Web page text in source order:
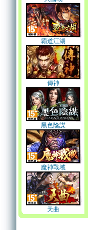
霸道江湖
傳神
黑色陰謀
魔神戰域
天曲